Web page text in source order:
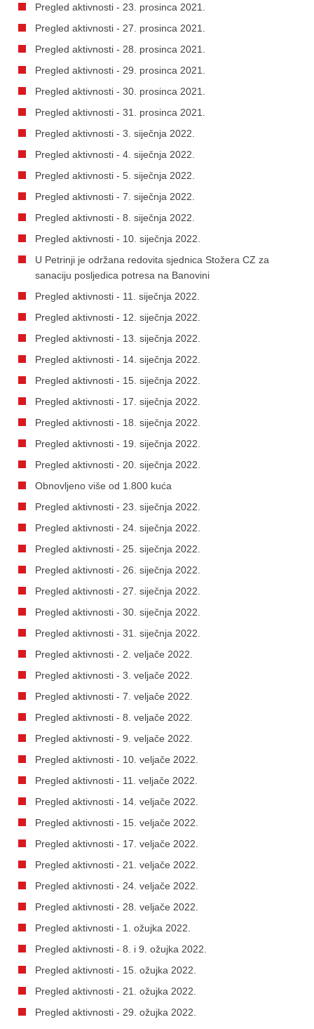
Pregled aktivnosti - 23. prosinca 2021.
Pregled aktivnosti - 27. prosinca 2021.
Pregled aktivnosti - 28. prosinca 2021.
Pregled aktivnosti - 29. prosinca 2021.
Pregled aktivnosti - 30. prosinca 2021.
Pregled aktivnosti - 31. prosinca 2021.
Pregled aktivnosti - 3. siječnja 2022.
Pregled aktivnosti - 4. siječnja 2022.
Pregled aktivnosti - 5. siječnja 2022.
Pregled aktivnosti - 7. siječnja 2022.
Pregled aktivnosti - 8. siječnja 2022.
Pregled aktivnosti - 10. siječnja 2022.
U Petrinji je održana redovita sjednica Stožera CZ za
sanaciju posljedica potresa na Banovini
Pregled aktivnosti - 11. siječnja 2022.
Pregled aktivnosti - 12. siječnja 2022.
Pregled aktivnosti - 13. siječnja 2022.
Pregled aktivnosti - 14. siječnja 2022.
Pregled aktivnosti - 15. siječnja 2022.
Pregled aktivnosti - 17. siječnja 2022.
Pregled aktivnosti - 18. siječnja 2022.
Pregled aktivnosti - 19. siječnja 2022.
Pregled aktivnosti - 20. siječnja 2022.
Obnovljeno više od 1.800 kuća
Pregled aktivnosti - 23. siječnja 2022.
Pregled aktivnosti - 24. siječnja 2022.
Pregled aktivnosti - 25. siječnja 2022.
Pregled aktivnosti - 26. siječnja 2022.
Pregled aktivnosti - 27. siječnja 2022.
Pregled aktivnosti - 30. siječnja 2022.
Pregled aktivnosti - 31. siječnja 2022.
Pregled aktivnosti - 2. veljače 2022.
Pregled aktivnosti - 3. veljače 2022.
Pregled aktivnosti - 7. veljače 2022.
Pregled aktivnosti - 8. veljače 2022.
Pregled aktivnosti - 9. veljače 2022.
Pregled aktivnosti - 10. veljače 2022.
Pregled aktivnosti - 11. veljače 2022.
Pregled aktivnosti - 14. veljače 2022.
Pregled aktivnosti - 15. veljače 2022.
Pregled aktivnosti - 17. veljače 2022.
Pregled aktivnosti - 21. veljače 2022.
Pregled aktivnosti - 24. veljače 2022.
Pregled aktivnosti - 28. veljače 2022.
Pregled aktivnosti - 1. ožujka 2022.
Pregled aktivnosti - 8. i 9. ožujka 2022.
Pregled aktivnosti - 15. ožujka 2022.
Pregled aktivnosti - 21. ožujka 2022.
Pregled aktivnosti - 29. ožujka 2022.